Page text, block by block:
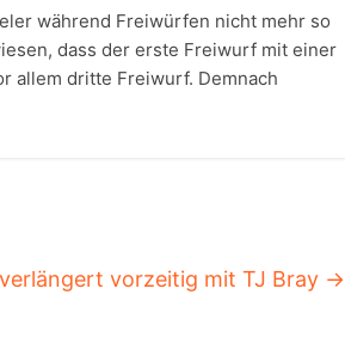
während Freiwürfen nicht mehr so
dass der erste Freiwurf mit einer
allem dritte Freiwurf. Demnach
vorzeitig mit TJ Bray →